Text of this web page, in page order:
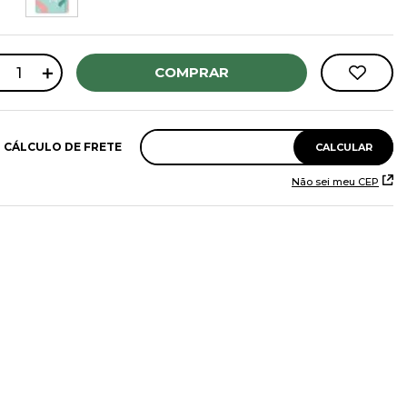
＋ COMPRAR
Não sei meu CEP